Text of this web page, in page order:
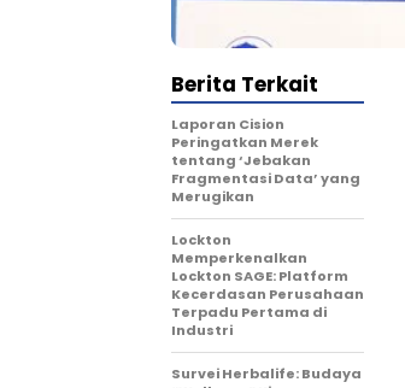
Berita Terkait
Laporan Cision
Peringatkan Merek
tentang ‘Jebakan
Fragmentasi Data’ yang
Merugikan
Lockton
Memperkenalkan
Lockton SAGE: Platform
Kecerdasan Perusahaan
Terpadu Pertama di
Industri
Survei Herbalife: Budaya